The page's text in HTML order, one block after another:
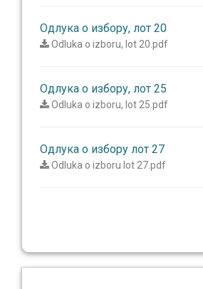
Одлука о избору, лот 20
Odluka o izboru, lot 20.pdf
Одлука о избору, лот 25
Odluka o izboru, lot 25.pdf
Одлука о избору лот 27
Odluka o izboru lot 27.pdf